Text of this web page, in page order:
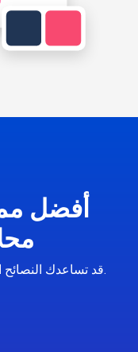
أفضل
قد تساعدك النصائح التالية في عملية تصميم شعار الحلاق.